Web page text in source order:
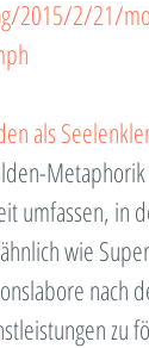
2015/2/21/
als
umfassen,
wie
nach
zu